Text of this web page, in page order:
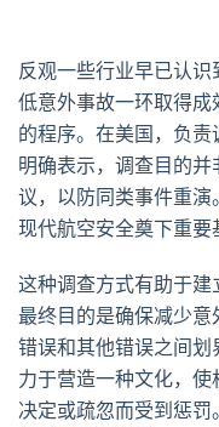
反观一些行业早已认
低意外事故一环取得成
的程序。在美国，负
明确表示，调查目的
议，以防同类事件重
现代航空安全奠下重要
这种调查方式有助于建
最终目的是确保减少
错误和其他错误之间
力于营造一种文化，
决定或疏忽而受到惩